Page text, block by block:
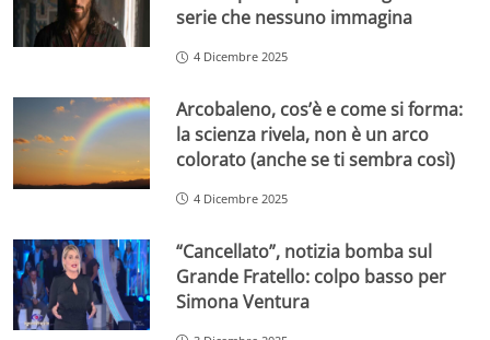
serie che nessuno immagina
4 Dicembre 2025
Arcobaleno, cos’è e come si forma:
la scienza rivela, non è un arco
colorato (anche se ti sembra così)
4 Dicembre 2025
“Cancellato”, notizia bomba sul
Grande Fratello: colpo basso per
Simona Ventura